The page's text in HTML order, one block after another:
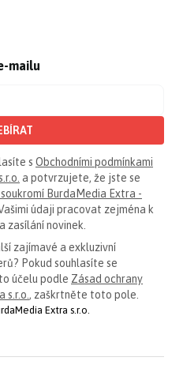
mailu
s Obchodními podmínkami
a potvrzujete, že jste se
BurdaMedia Extra -
údaji pracovat zejména k
zasílání novinek.
zajímavé a exkluzivní
Pokud souhlasíte se
účelu podle Zásad ochrany
s.r.o. , zaškrtněte toto pole.
Extra s.r.o.